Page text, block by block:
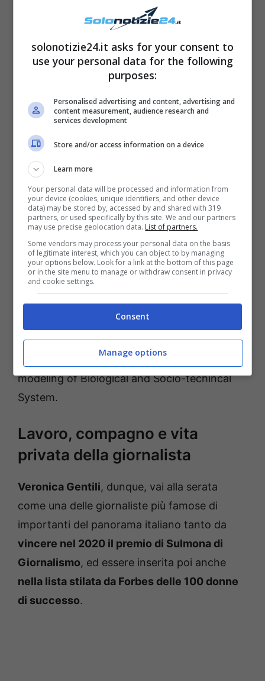
principalmente del 2015 assumendo in toto
le redini del lavoro svolto per varie
redazioni, gettandosi alle spalle gli anni
vissuti impegnata nel cinema in qualità di
attrice in produzioni di successo come quella
diCome te nessuno mai, diretta daGabriele
Muccino
Inoltre, è bene ricordare che Veronica Gentili
porta con sé il pezzo di nuovo importante di
due genitori noti nel panorama italiano come
avvocato Giuseppe Gentilie la gallerista
Netta Vespignani, quest’ultima venuta a
mancare il 31 Marzo del 2021. La giornalista,
inoltre, è lasorella minore di Alessandro
Vespignani, nonché famoso docente di
Fisica, Informatica e Scienze della Salute
presso la Northeastern University di Boston e
direttore e fondatore del Laboratory for the
modeling of Biological and Socio-techincal
System.
Lavoro, compagno e vita
privata della giornalista
Veronica Gentili, dunque, vai alla serata
come una delle giornaliste più famose di
importanti del panorama italiano tanto da
vincere nel 2020 il premio di Sulmona di
Giornalismo, ed essere inserita poi anche
nella lista stilata da Forbes delle 100 donne
di successo.
solonotizie24.it asks for your consent to
use your personal data for the following
purposes:
Personalised advertising and content, advertising and
content measurement, audience research and
services development
Store and/or access information on a device
Learn more
Your personal data will be processed and information from
your device (cookies, unique identifiers, and other device
data) may be stored by, accessed by and shared with 319
partners, or used specifically by this site. We and our partners
may use precise geolocation data. List of partners.
Some vendors may process your personal data on the basis
of legitimate interest, which you can object to by managing
your options below. Look for a link at the bottom of this page
or in the site menu to manage or withdraw consent in privacy
and cookie settings.
Consent
Manage options